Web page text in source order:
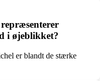
i øjeblikket?
er blandt de stærke